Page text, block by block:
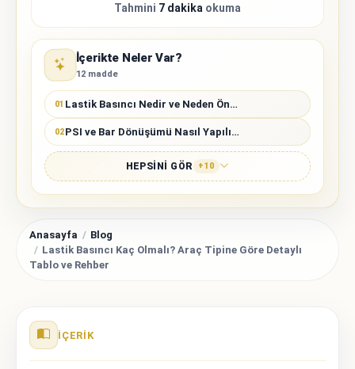
Tahmini 7 dakika okuma
İçerikte Neler Var?
12 madde
01 Lastik Basıncı Nedir ve Neden Önemlidir?
02 PSI ve Bar Dönüşümü Nasıl Yapılır?
HEPSINI GÖR +10
Anasayfa
Blog
Lastik Basıncı Kaç Olmalı? Araç Tipine Göre Detaylı
Tablo ve Rehber
İÇERIK